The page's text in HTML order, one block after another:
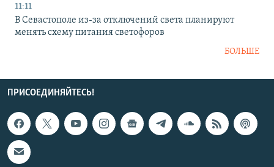
11:11
В Севастополе из-за отключений света планируют
менять схему питания светофоров
БОЛЬШЕ
ПРИСОЕДИНЯЙТЕСЬ!